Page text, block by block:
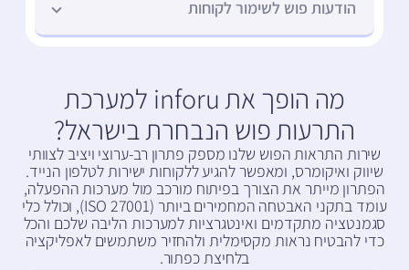
הודעות פוש לשימור לקוחות
מה הופך את inforu למערכת
התרעות פוש הנבחרת בישראל?
שירות התראות הפוש שלנו מספק פתרון רב-ערוצי ויציב לצוותי
שיווק ואיקומרס, ומאפשר להגיע ללקוחות ישירות לטלפון הנייד.
הפתרון מייתר את הצורך בפיתוח מורכב מול מערכות ההפעלה,
עומד בתקני האבטחה המחמירים ביותר (ISO 27001), וכולל כלי
סגמנטציה מתקדמים ואינטגרציות למערכות הליבה שלכם והכל
כדי להבטיח נראות מקסימלית ולהחזיר משתמשים לאפליקציה
בלחיצת כפתור.